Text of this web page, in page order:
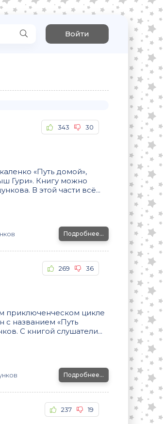
Войти
343 30
«Путь домой»,
Гури». Книгу можно
В этой части всё...
Подробнее...
269 36
приключенческом цикле
названием «Путь
С книгой слушатели...
Подробнее...
237 19